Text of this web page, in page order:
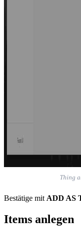
Thing
Bestätige mit ADD AS
Items anlegen